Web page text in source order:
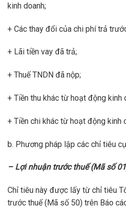
kinh doanh;
+ Các thay đổi của chi phí trả
+ Lãi tiền vay đã trả;
+ Thuế TNDN đã nộp;
+ Tiền thu khác từ hoạt động kinh
+ Tiền chi khác từ hoạt động kinh
b. Phương pháp lập các chỉ tiêu
– Lợi nhuận trước thuế (Mã số
Chỉ tiêu này được lấy từ chỉ tiêu
trước thuế (Mã số 50) trên Báo